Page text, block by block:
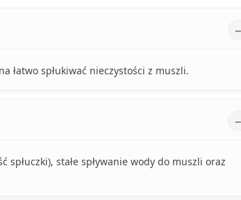
łatwo spłukiwać nieczystości z muszli.
stałe spływanie wody do muszli oraz